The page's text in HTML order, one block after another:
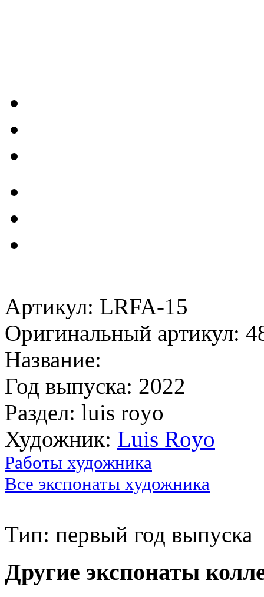
Артикул: LRFA-15
Оригинальный артикул:
Название:
Год выпуска: 2022
Раздел: luis royo
Художник: Luis Royo
Работы художника
Все экспонаты художника
Тип: первый год выпуска
Другие экспонаты